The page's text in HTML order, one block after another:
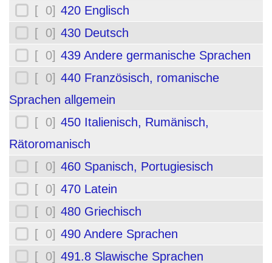
[ 0] 420 Englisch
[ 0] 430 Deutsch
[ 0] 439 Andere germanische Sprachen
[ 0] 440 Französisch, romanische
Sprachen allgemein
[ 0] 450 Italienisch, Rumänisch,
Rätoromanisch
[ 0] 460 Spanisch, Portugiesisch
[ 0] 470 Latein
[ 0] 480 Griechisch
[ 0] 490 Andere Sprachen
[ 0] 491.8 Slawische Sprachen